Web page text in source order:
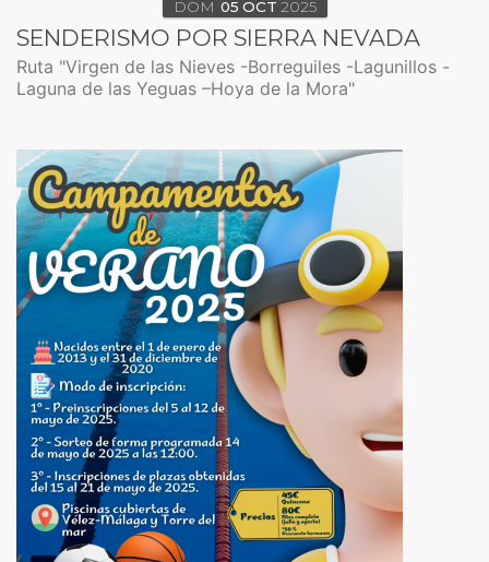
DOM 05 OCT 2025
SENDERISMO POR SIERRA NEVADA
Ruta "Virgen de las Nieves -Borreguiles -Lagunillos -
Laguna de las Yeguas –Hoya de la Mora"